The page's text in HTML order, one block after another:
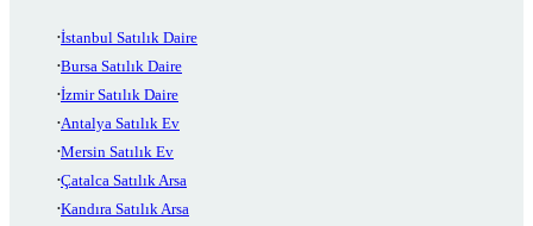
İstanbul Satılık Daire
Bursa Satılık Daire
İzmir Satılık Daire
Antalya Satılık Ev
Mersin Satılık Ev
Çatalca Satılık Arsa
Kandıra Satılık Arsa